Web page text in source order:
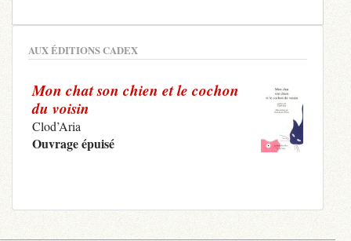
AUX ÉDITIONS CADEX
Mon chat son chien et le cochon
du voisin
Clod’Aria
Ouvrage épuisé